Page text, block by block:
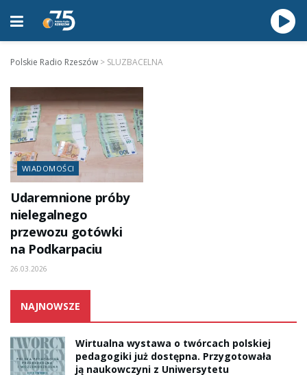
Polskie Radio Rzeszów > SLUZBACELNA
WIADOMOŚCI
Udaremnione próby
nielegalnego
przewozu gotówki
na Podkarpaciu
26.03.2026
NAJNOWSZE
Wirtualna wystawa o twórcach polskiej
pedagogiki już dostępna. Przygotowała
ją naukowczyni z Uniwersytetu